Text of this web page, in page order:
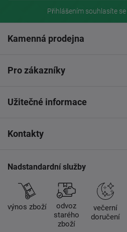
Přihlášením souhlasíte se
Kamenná prodejna
Pro zákazníky
Užitečné informace
Kontakty
Nadstandardní služby
výnos zboží
odvoz
starého
zboží
večerní
doručení